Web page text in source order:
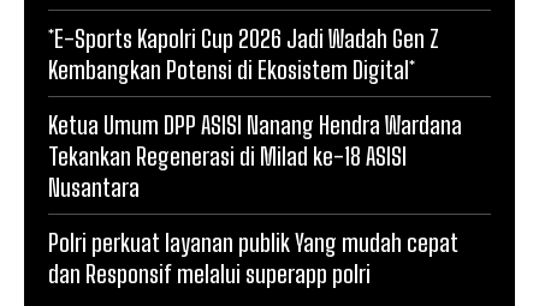
*E-Sports Kapolri Cup 2026 Jadi Wadah Gen Z
Kembangkan Potensi di Ekosistem Digital*
Ketua Umum DPP ASISI Nanang Hendra Wardana
Tekankan Regenerasi di Milad ke-18 ASISI
Nusantara
Polri perkuat layanan publik Yang mudah cepat
dan Responsif melalui superapp polri